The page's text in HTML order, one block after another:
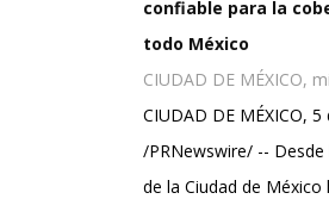
confiable para la
todo México
CIUDAD DE MÉXICO,
CIUDAD DE MÉXICO,
/PRNewswire/ --
de la Ciudad de